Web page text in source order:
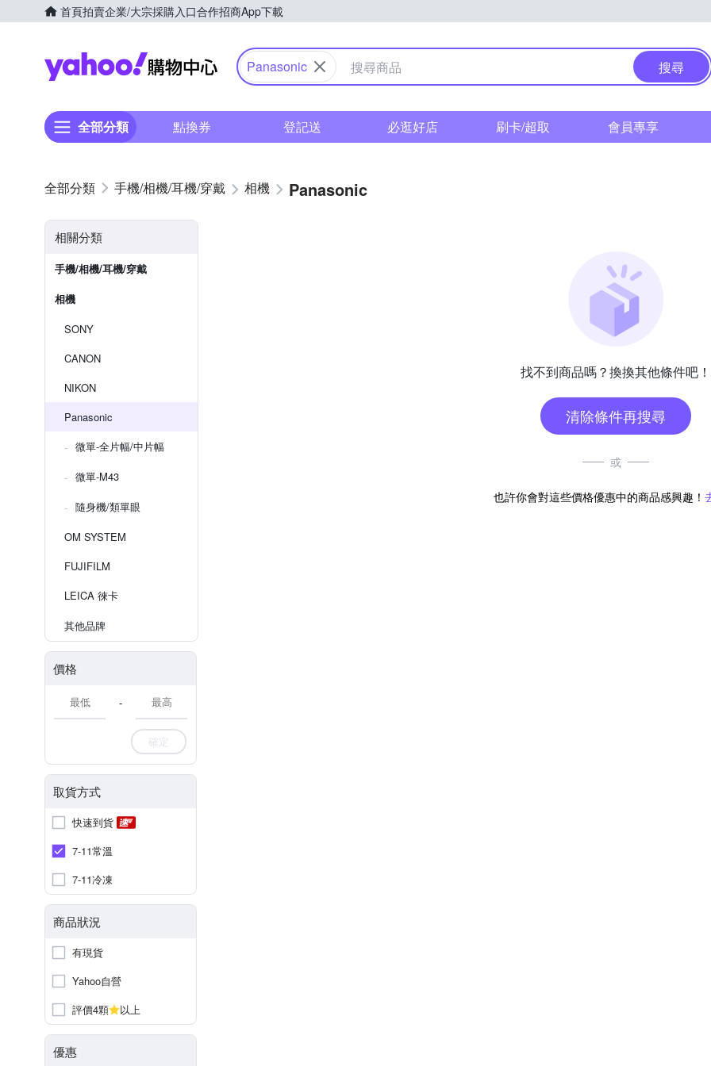
首頁拍賣企業/大宗採購入口合作招商App下載
Yahoo購物中心
Panasonic 搜尋
全部分類 點換券 登記送 必逛好店 刷卡/超取 會員專享
手機/相機/耳機/穿戴 相機 Panasonic
相關分類
手機/相機/耳機/穿戴
相機
SONY
CANON
NIKON
Panasonic
微單-全片幅/中片幅
微單-M43
隨身機/類單眼
OM SYSTEM
FUJIFILM
LEICA 徠卡
其他品牌
價格
-
確定
取貨方式
快速到貨
7-11常溫
7-11冷凍
商品狀況
有現貨
Yahoo自營
評價4顆
以上
優惠
找不到商品嗎？換換其他條件吧！
清除條件再搜尋
或
也許你會對這些價格優惠中的商品感興趣！